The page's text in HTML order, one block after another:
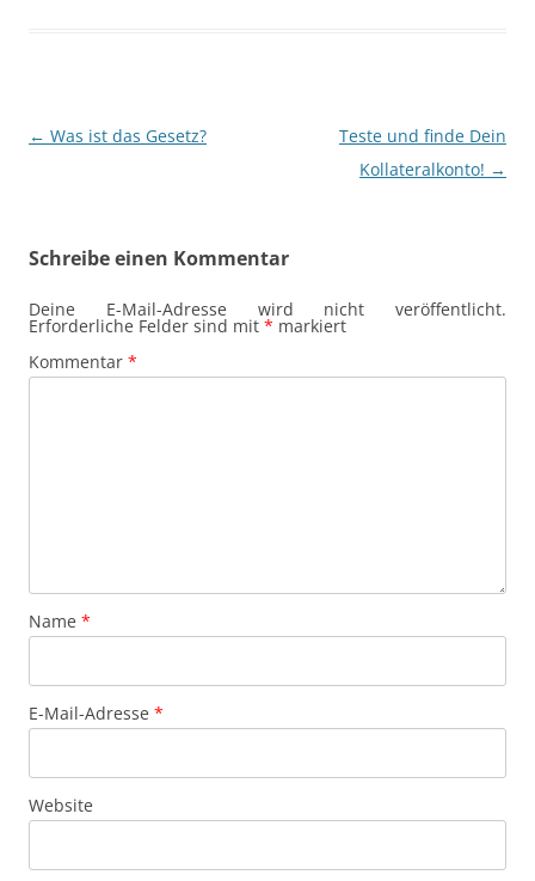
Beitragsnavigation
← Was ist das Gesetz?
Teste und finde Dein
Kollateralkonto! →
Schreibe einen Kommentar
Deine E-Mail-Adresse wird nicht veröffentlicht.
Erforderliche Felder sind mit * markiert
Kommentar *
Name *
E-Mail-Adresse *
Website